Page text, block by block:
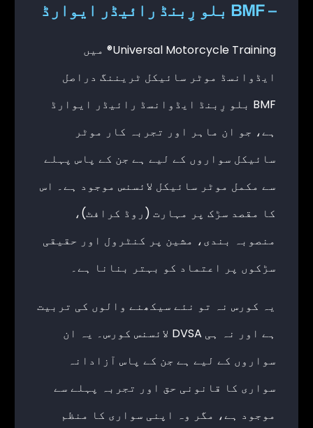
– BMF بلو رِبنڈ رائیڈر ایوارڈ
Universal Motorcycle Training® میں
ایڈوانسڈ موٹر سائیکل ٹریننگ دراصل
BMF بلو رِبنڈ ایڈوانسڈ رائیڈر ایوارڈ
ہے، جو ان ماہر اور تجربہ کار موٹر
سائیکل سواروں کے لیے ہے جن کے پاس پہلے
سے مکمل موٹر سائیکل لائسنس موجود ہے۔ اس
کا مقصد سڑک پر مہارت (روڈ کرافٹ)،
منصوبہ بندی، مشین پر کنٹرول اور حقیقی
سڑکوں پر اعتماد کو بہتر بنانا ہے۔
یہ کورس نہ تو نئے سیکھنے والوں کی تربیت
ہے اور نہ ہی DVSA لائسنس کورس۔ یہ ان
سواروں کے لیے ہے جن کے پاس آزادانہ
سواری کا قانونی حق اور تجربہ پہلے سے
موجود ہے، مگر وہ اپنی سواری کا منظم